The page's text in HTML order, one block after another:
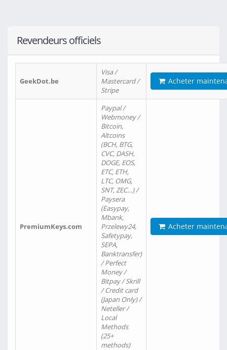
Revendeurs officiels
GeekDot.be
Visa /
Mastercard /
Stripe
Acheter
PremiumKeys.com
Paypal /
Webmoney /
Bitcoin,
Altcoins
(BCH, BTG,
CVC, DASH,
DOGE, EOS,
ETC, ETH,
LTC, OMG,
SNT, ZEC…) /
Paysera
(Easypay,
Mbank,
Przelewy24,
Safetypay,
SEPA,
Banktransfer)
/ Perfect
Money /
Bitpay / Skrill
/ Credit card
(Japan Only) /
Neteller /
Local
Methods
(25+
methods)
Acheter